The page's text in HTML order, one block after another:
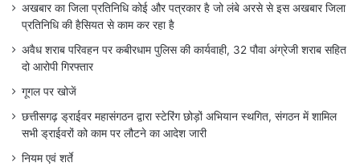
अखबार का जिला प्रतिनिधि कोई और पत्रकार है जो लंबे अरसे से इस अखबार जिला
प्रतिनिधि की हैसियत से काम कर रहा है
अवैध शराब परिवहन पर कबीरधाम पुलिस की कार्यवाही, 32 पौवा अंग्रेजी शराब सहित
दो आरोपी गिरफ्तार
गूगल पर खोजें
छत्तीसगढ़ ड्राईवर महासंगठन द्वारा स्टेरिंग छोड़ों अभियान स्थगित, संगठन में शामिल
सभी ड्राईवरों को काम पर लौटने का आदेश जारी
नियम एवं शर्ते